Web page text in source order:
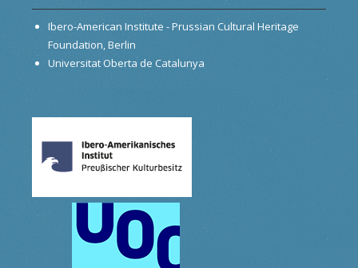
Ibero-American Institute - Prussian Cultural Heritage
Foundation, Berlin
Universitat Oberta de Catalunya